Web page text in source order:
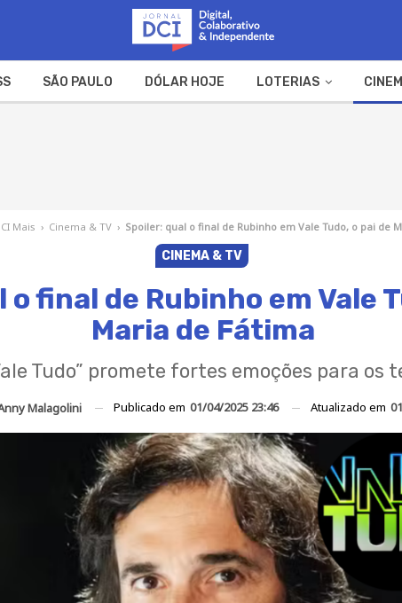
SÃO PAULO DÓLAR HOJE LOTERIAS
Mais › Cinema & TV › Spoiler: qual o final de Rubinho em Vale Tudo, o pai de
CINEMA & TV
final de Rubinho em Vale
Maria de Fátima
Tudo” promete fortes emoções para os
Malagolini Publicado em 01/04/2025 23:46 Atualizado em